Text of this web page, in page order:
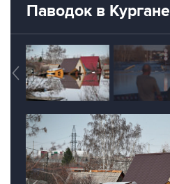
Паводок в Кургане